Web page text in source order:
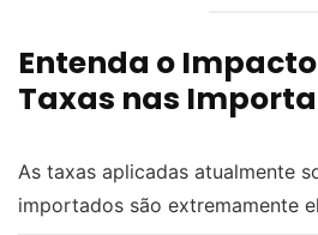
Entenda o
Taxas nas
As taxas aplicadas atualmente
importados são extremamente